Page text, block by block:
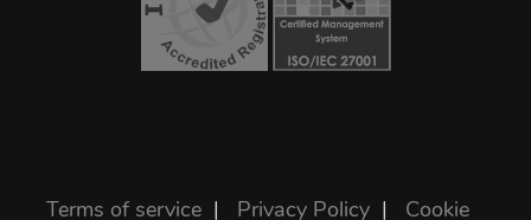
Terms of service | Privacy Policy | Cookie